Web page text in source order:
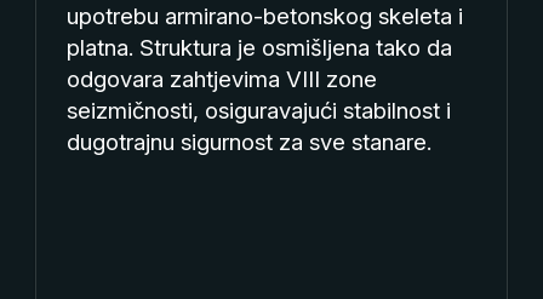
upotrebu armirano-betonskog skeleta i
platna. Struktura je osmišljena tako da
odgovara zahtjevima VIII zone
seizmičnosti, osiguravajući stabilnost i
dugotrajnu sigurnost za sve stanare.